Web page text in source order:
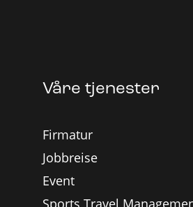
Våre tjenester
Firmatur
Jobbreise
Event
Sports Travel